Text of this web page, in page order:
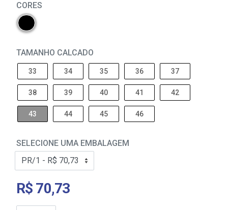
CORES
TAMANHO CALCADO
33 34 35 36 37
38 39 40 41 42
43 44 45 46
SELECIONE UMA EMBALAGEM
R$ 70,73